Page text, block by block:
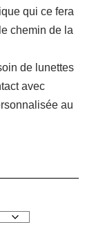
qui ce fera
chemin de la
de lunettes
avec
au